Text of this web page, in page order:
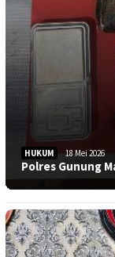
HUKUM 18 Mei 2026
Polres Gunung